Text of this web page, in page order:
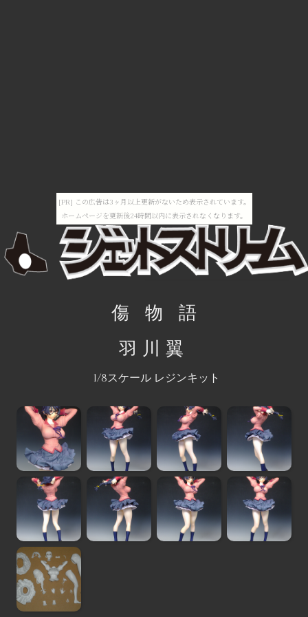
[PR] この広告は3ヶ月以上更新がないため表示されています。
ホームページを更新後24時間以内に表示されなくなります。
傷 物 語
羽川翼
1/8スケール レジンキット